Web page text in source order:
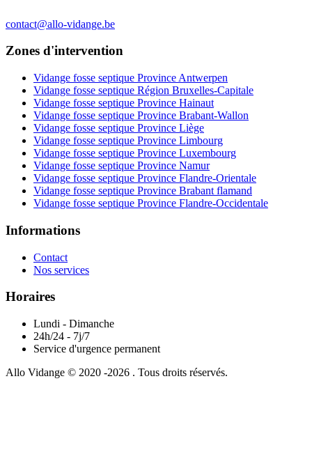
contact@allo-vidange.be
Zones d'intervention
Vidange fosse septique Province Antwerpen
Vidange fosse septique Région Bruxelles-Capitale
Vidange fosse septique Province Hainaut
Vidange fosse septique Province Brabant-Wallon
Vidange fosse septique Province Liège
Vidange fosse septique Province Limbourg
Vidange fosse septique Province Luxembourg
Vidange fosse septique Province Namur
Vidange fosse septique Province Flandre-Orientale
Vidange fosse septique Province Brabant flamand
Vidange fosse septique Province Flandre-Occidentale
Informations
Contact
Nos services
Horaires
Lundi - Dimanche
24h/24 - 7j/7
Service d'urgence permanent
Allo Vidange © 2020 -2026 . Tous droits réservés.